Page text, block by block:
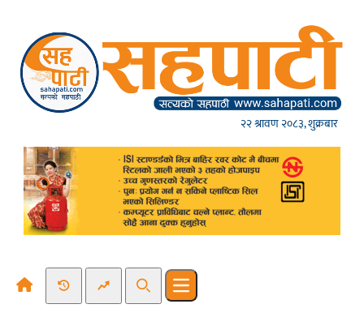
२२ श्रावण २०८३, शुक्रबार
Recent NewsTrending News
SearchOpen main menu